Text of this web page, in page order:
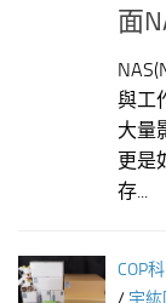
面
與工
大量
更是
存...
COP